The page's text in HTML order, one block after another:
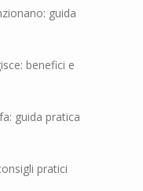
guida
benefici e
guida pratica
pratici